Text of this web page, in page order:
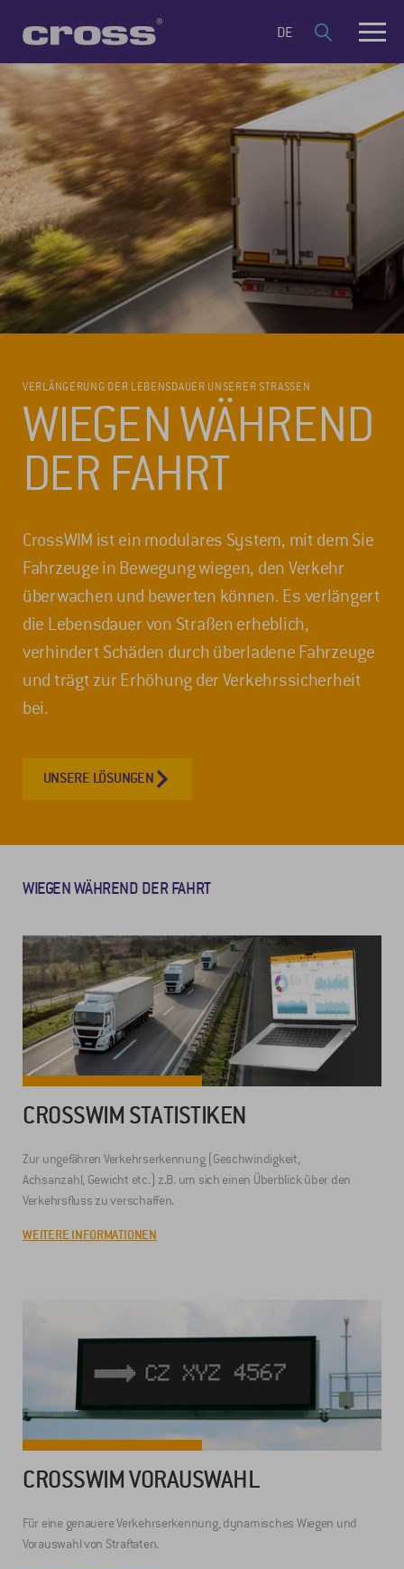
DE
VERLÄNGERUNG DER LEBENSDAUER UNSERER STRASSEN
WIEGEN WÄHREND
DER FAHRT
CrossWIM ist ein modulares System, mit dem Sie
Fahrzeuge in Bewegung wiegen, den Verkehr
überwachen und bewerten können. Es verlängert
die Lebensdauer von Straßen erheblich,
verhindert Schäden durch überladene Fahrzeuge
und trägt zur Erhöhung der Verkehrssicherheit
bei.
UNSERE LÖSUNGEN
WIEGEN WÄHREND DER FAHRT
CROSSWIM STATISTIKEN
Zur ungefähren Verkehrserkennung (Geschwindigkeit,
Achsanzahl, Gewicht etc.) z.B. um sich einen Überblick über den
Verkehrsfluss zu verschaffen.
WEITERE INFORMATIONEN
CROSSWIM VORAUSWAHL
Für eine genauere Verkehrserkennung, dynamisches Wiegen und
Vorauswahl von Straftaten.